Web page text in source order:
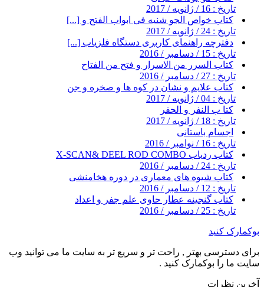
تاریخ : 16 / ژانویه / 2017
کتاب خواص الجو شنیه فی ابواب الفتح و [...]
تاریخ : 24 / ژانویه / 2017
دفترچه راهنمای کاربری دستگاه فلزیاب [...]
تاریخ : 15 / دسامبر / 2016
کتاب السرر من الاسرار و فتح من الفتاح
تاریخ : 27 / دسامبر / 2016
کتاب علایم و نشان در کوه ها و صخره و جن
تاریخ : 04 / ژانویه / 2017
کتا ب النفر و الحفر
تاریخ : 18 / ژانویه / 2017
اجسام باستانی
تاریخ : 16 / نوامبر / 2016
کتاب ردیاب X-SCAN& DEEL ROD COMBO
تاریخ : 24 / دسامبر / 2016
کتاب شیوه های معماری در دوره هخامنشی
تاریخ : 12 / دسامبر / 2016
کتاب گنجینه عطار حاوی علم جفر و اعداد
تاریخ : 25 / دسامبر / 2016
بوکمارک کنید
برای دسترسی بهتر , راحت تر و سریع تر به سایت ما می توانید وب
سایت ما را بوکمارک کنید .
آخرین نظرات